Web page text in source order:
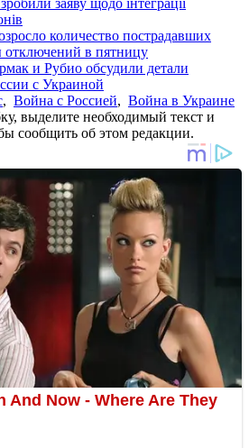
количество пострадавших
в пятницу
и Рубио обсудили детали
с Украиной
, Война с Россией, Война в Украине
выделите необходимый текст и
сообщить об этом редакции.